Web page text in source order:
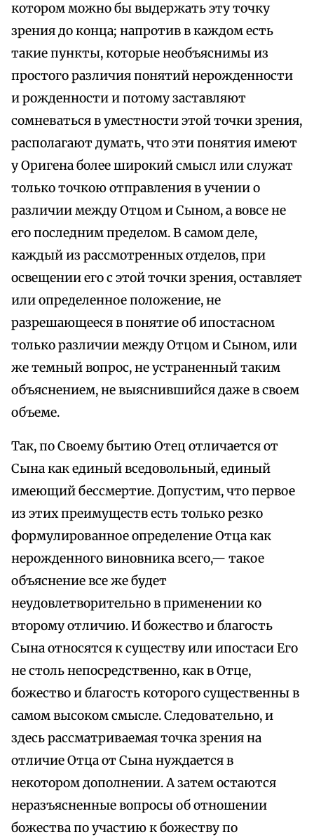
котором можно бы выдержать эту точку
зрения до конца; напротив в каждом есть
такие пункты, которые необъяснимы из
простого различия понятий нерожденности
и рожденности и потому заставляют
сомневаться в уместности этой точки зрения,
располагают думать, что эти понятия имеют
у Оригена более широкий смысл или служат
только точкою отправления в учении о
различии между Отцом и Сыном, а вовсе не
его последним пределом. В самом деле,
каждый из рассмотренных отделов, при
освещении его с этой точки зрения, оставляет
или определенное положение, не
разрешающееся в понятие об ипостасном
только различии между Отцом и Сыном, или
же темный вопрос, не устраненный таким
объяснением, не выяснившийся даже в своем
объеме.
Так, по Своему бытию Отец отличается от
Сына как единый вседовольный, единый
имеющий бессмертие. Допустим, что первое
из этих преимуществ есть только резко
формулированное определение Отца как
нерожденного виновника всего,— такое
объяснение все же будет
неудовлетворительно в применении ко
второму отличию. И божество и благость
Сына относятся к существу или ипостаси Его
не столь непосредственно, как в Отце,
божество и благость которого существенны в
самом высоком смысле. Следовательно, и
здесь рассматриваемая точка зрения на
отличие Отца от Сына нуждается в
некотором дополнении. А затем остаются
неразъясненные вопросы об отношении
божества по участию к божеству по